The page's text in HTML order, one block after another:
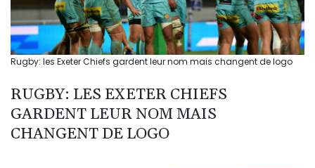
Rugby: les Exeter Chiefs gardent leur nom mais changent de logo
RUGBY: LES EXETER CHIEFS
GARDENT LEUR NOM MAIS
CHANGENT DE LOGO